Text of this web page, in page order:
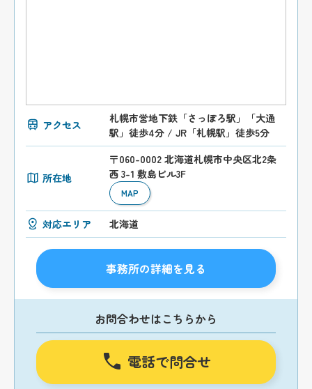
アクセス
札幌市営地下鉄「さっぽろ駅」「大通
駅」徒歩4分 / JR「札幌駅」徒歩5分
所在地
〒060-0002 北海道札幌市中央区北2条
西 3-1 敷島ビル3F
MAP
対応エリア 北海道
事務所の詳細を見る
お問合わせはこちらから
電話で問合せ